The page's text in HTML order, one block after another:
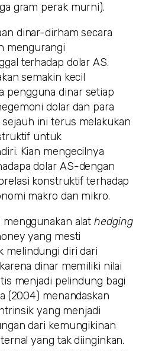
gram perak murni).
dinar-dirham secara
mengurangi
terhadap dolar AS.
semakin kecil
pengguna dinar setiap
dolar dan para
sejauh ini terus melakukan
untuk
Kian mengecilnya
dolar AS-dengan
konstruktif terhadap
makro dan mikro.
menggunakan alathedging
yang mesti
melindungi diri dari
dinar memiliki nilai
menjadi pelindung bagi
(2004) menandaskan
yang menjadi
dari kemungikinan
yang tak diinginkan.